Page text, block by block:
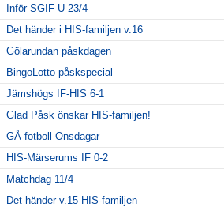
Inför SGIF U 23/4
Det händer i HIS-familjen v.16
Gölarundan påskdagen
BingoLotto påskspecial
Jämshögs IF-HIS 6-1
Glad Påsk önskar HIS-familjen!
GÅ-fotboll Onsdagar
HIS-Märserums IF 0-2
Matchdag 11/4
Det händer v.15 HIS-familjen